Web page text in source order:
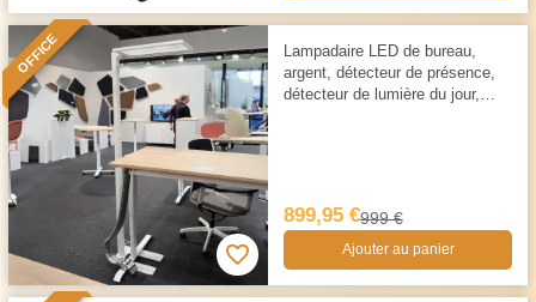
OFFICE
Lampadaire LED de bureau,
argent, détecteur de présence,
détecteur de lumière du jour,
899,95 €999 €
Ajouter au panier